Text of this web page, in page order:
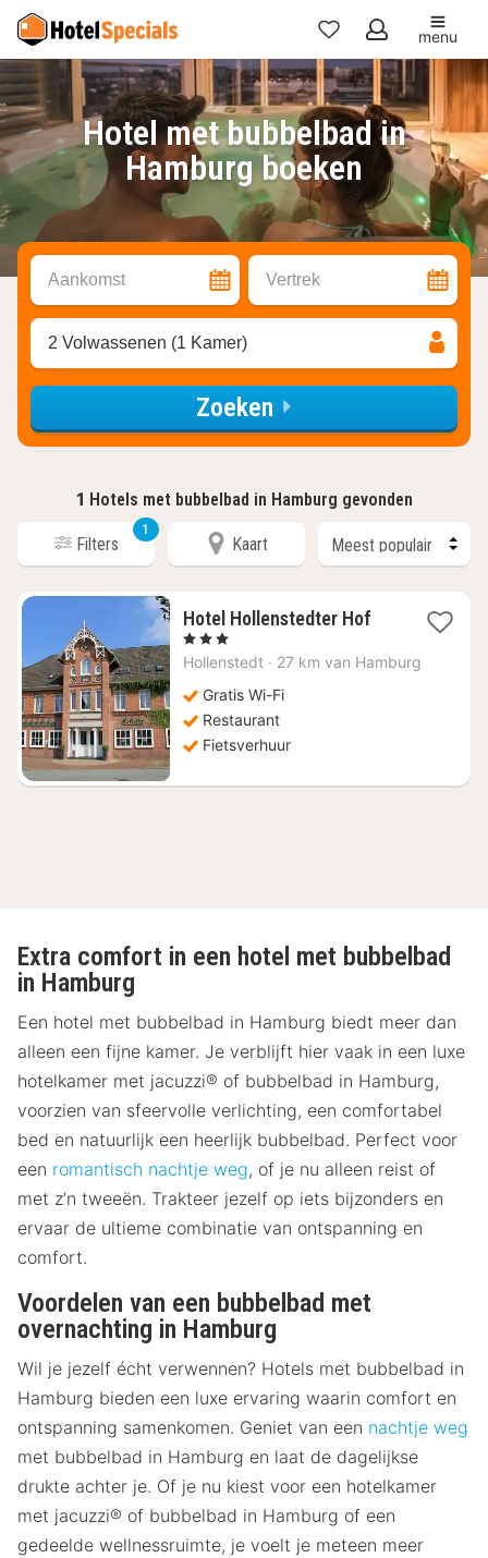
Mijn
favorieten
menu
Hotel met bubbelbad in
Hamburg boeken
Aankomst Vertrek
2 Volwassenen (1 Kamer)
Zoeken
1 Hotels met bubbelbad in Hamburg gevonden
Filters
1
Kaart
Hotel Hollenstedter Hof1
vanaf
, 3 Sterren
Hollenstedt · 27 km van Hamburg
Gratis Wi-Fi
Restaurant
Fietsverhuur
Extra comfort in een hotel met bubbelbad
in Hamburg
Een hotel met bubbelbad in Hamburg biedt meer dan
alleen een fijne kamer. Je verblijft hier vaak in een luxe
hotelkamer met jacuzzi® of bubbelbad in Hamburg,
voorzien van sfeervolle verlichting, een comfortabel
bed en natuurlijk een heerlijk bubbelbad. Perfect voor
een romantisch nachtje weg, of je nu alleen reist of
met z’n tweeën. Trakteer jezelf op iets bijzonders en
ervaar de ultieme combinatie van ontspanning en
comfort.
Voordelen van een bubbelbad met
overnachting in Hamburg
Wil je jezelf écht verwennen? Hotels met bubbelbad in
Hamburg bieden een luxe ervaring waarin comfort en
ontspanning samenkomen. Geniet van een nachtje weg
met bubbelbad in Hamburg en laat de dagelijkse
drukte achter je. Of je nu kiest voor een hotelkamer
met jacuzzi® of bubbelbad in Hamburg of een
gedeelde wellnessruimte, je voelt je meteen meer